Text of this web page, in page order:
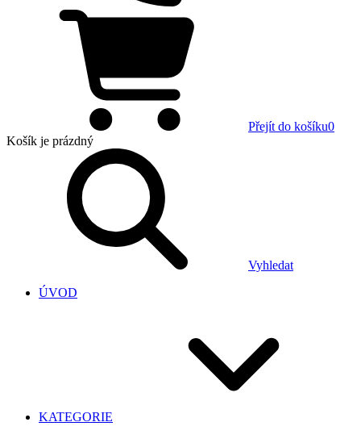
Přejít do košíku0
Košík je prázdný
Vyhledat
ÚVOD
KATEGORIE